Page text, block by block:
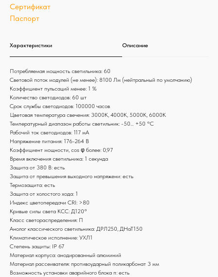
Сертификат
Паспорт
Характеристики Описание
Потребляемая мощность светильника: 60
Световой поток модулей (не менее): 8100 Лм (нейтральный по умолчанию)
Коэффициент пульсаций менее: 1 %
Количество светодиодов: 60 шт
Срок службы светодиодов: 100000 часов
Цветовая температура свечения: 3000К, 4000К, 5000К, 6000К
Температурный диапазон работы светильник: -50… +50 °С
Рабочий ток светодиодов: 117 мА
Напряжение питания: 176-264 В
Коэффициент мощности, cos φ более: 0,97
Время включения светильника: 1 секунда
Защита от 380 В: есть
Защита от превышения выходного напряжени: есть
Термозащита: есть
Защита от холостого хода: 1
Индекс цветопередачи СRI: >80
Кривые силы света КСС: Д120°
Класс светораспределения: П
Анолог классического светильника: ДРЛ250, ДНаТ150
Климатическое исполнение: УХЛ1
Степень защиты: IP 67
Материал корпуса: анодированный алюминий
Материал рассеивателя: противоударный поликарбонат 3 мм
Возможность установки аварийного блока п: есть